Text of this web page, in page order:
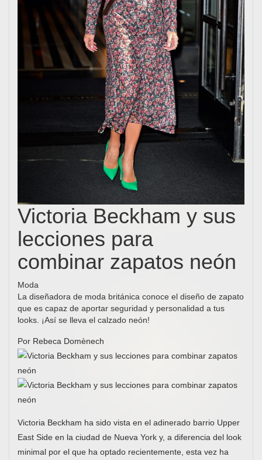
Victoria Beckham y sus
lecciones para
combinar zapatos neón
Moda
La diseñadora de moda británica conoce el diseño de zapato
que es capaz de aportar seguridad y personalidad a tus
looks. ¡Así se lleva el calzado neón!
Por Rebeca Domènech
Victoria Beckham ha sido vista en el adinerado barrio Upper
East Side en la ciudad de Nueva York y, a diferencia del look
minimal por el que ha optado recientemente, esta vez ha